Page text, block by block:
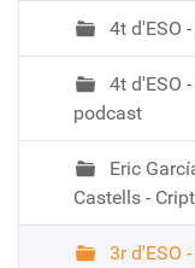
4t d'ESO
4t d'ESO
podcast
Eric
Castells -
3r d'ESO